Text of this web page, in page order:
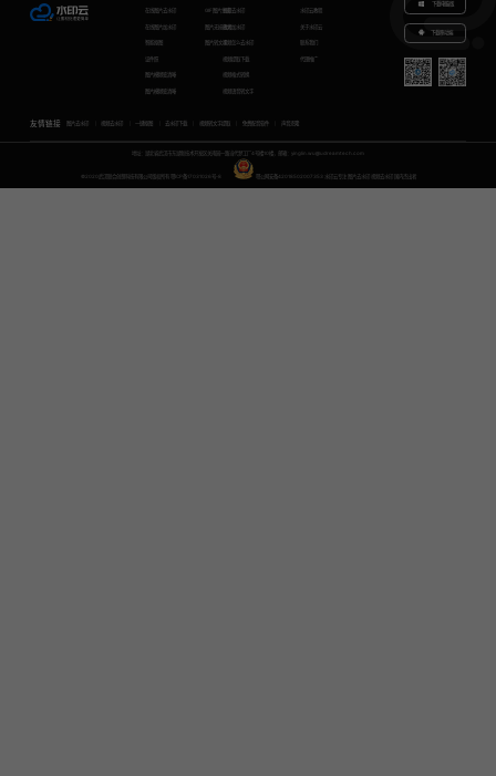
在线图片去水印
在线图片加水印
智能抠图
证件照
图片模糊变清晰
图片模糊变清晰
GIF图片生成
图片无损放大
图片转文字
视频去水印
视频加水印
视频怎么去水印
视频提取下载
视频格式转换
视频语音转文字
水印云教程
关于水印云
联系我们
代理推广
下载电脑版
下载移动端
友情链接 图片去水印 视频去水印 一键抠图 去水印下载 视频转文字提取 免费配音软件 声音克隆
地址：湖北省武汉市东湖新技术开发区关南园一路当代梦工厂4号楼10楼，邮箱：yinglin.wu@udreamtech.com
©2020武汉联合创想科技有限公司版权所有 鄂ICP备17031026号-8 鄂公网安备42018502007353 水印云专注 图片去水印 视频去水印 国内杰出者